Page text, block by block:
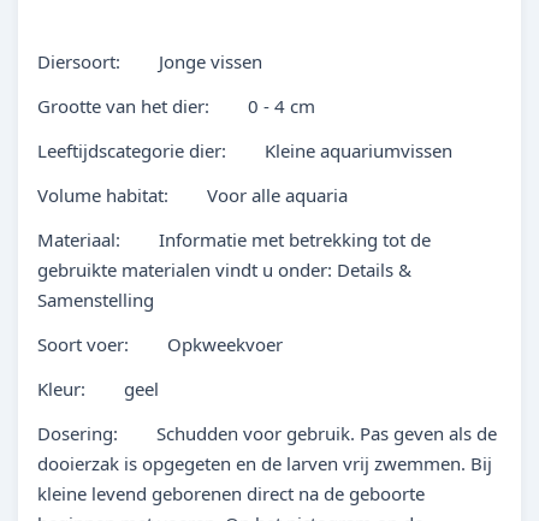
Diersoort: Jonge vissen
Grootte van het dier: 0 - 4 cm
Leeftijdscategorie dier: Kleine aquariumvissen
Volume habitat: Voor alle aquaria
Materiaal: Informatie met betrekking tot de
gebruikte materialen vindt u onder: Details &
Samenstelling
Soort voer: Opkweekvoer
Kleur: geel
Dosering: Schudden voor gebruik. Pas geven als de
dooierzak is opgegeten en de larven vrij zwemmen. Bij
kleine levend geborenen direct na de geboorte